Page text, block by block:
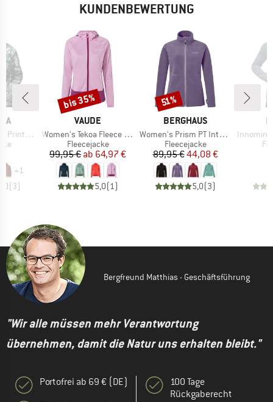
KUNDENBEWERTUNG
Jacket
+1
(3)
MARKE
VAUDE
Artikel
Women's Tekoa Fleece Jacket II
Produktgruppe
Fleecejacke
Preis
99,95 € reduzierter Preis
ab 64,97 €
5,0( 1)
Rabatt
bis 35%
MARKE
BERGHAUS
Artikel
Women's Prism PT Interactive Jacket
Produktgruppe
Fleecejacke
Preis
89,95 €reduzierter Preis
44,08 €
5,0(3)
Rabatt
51%
Artikel
Innominata
Bergfreund Matthias - Geschäftsführung
"Wir alle müssen mehr Verantwortung
übernehmen, damit die Natur uns erhalten bleibt."
Portofrei ab 69 € (DE)
100 Tage
Rückgaberecht